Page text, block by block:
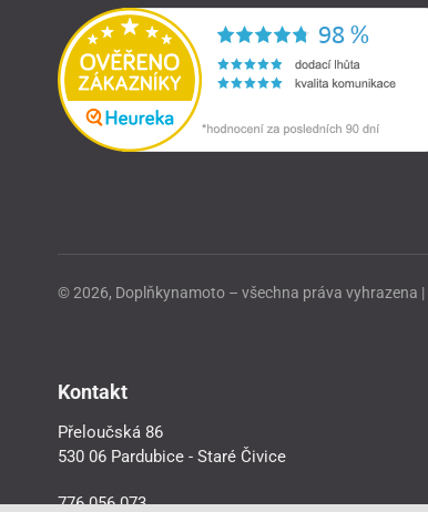
© 2026, Doplňkynamoto – všechna práva vyhrazena |
Kontakt
Přeloučská 86
530 06 Pardubice - Staré Čivice
776 056 073